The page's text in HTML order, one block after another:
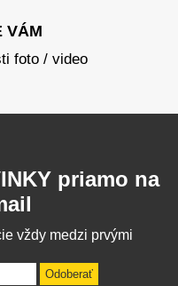
VÁM
foto / video
priamo na
vždy medzi prvými
Odoberať